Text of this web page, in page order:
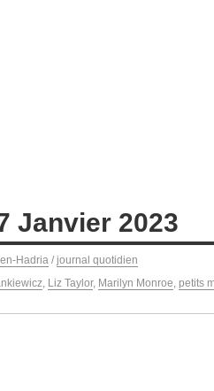
Janvier 2023
Hadria / journal quotidien
Liz Taylor, Marilyn Monroe petits